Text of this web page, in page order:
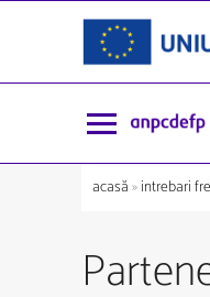
acasă»intrebari